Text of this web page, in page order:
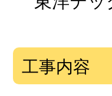
工事内容